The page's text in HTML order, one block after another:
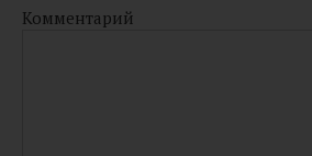
Комментарий